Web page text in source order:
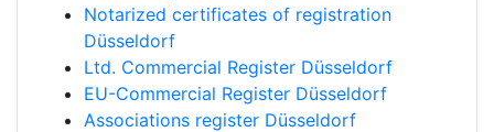
Notarized certificates of registration
Düsseldorf
Ltd. Commercial Register Düsseldorf
EU-Commercial Register Düsseldorf
Associations register Düsseldorf